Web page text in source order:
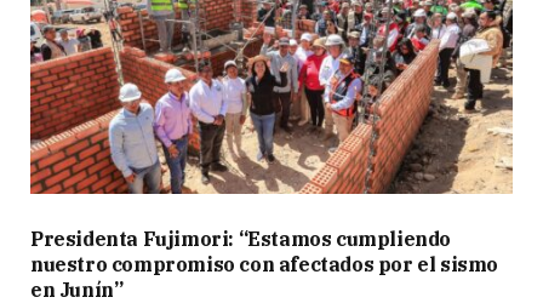
Presidenta Fujimori: “Estamos cumpliendo
nuestro compromiso con afectados por el sismo
en Junín”